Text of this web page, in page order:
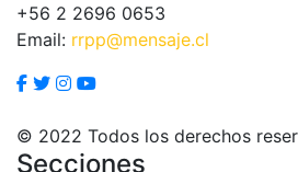
+56 2 2696 0653
Email: rrpp@mensaje.cl
© 2022 Todos los derechos
Secciones